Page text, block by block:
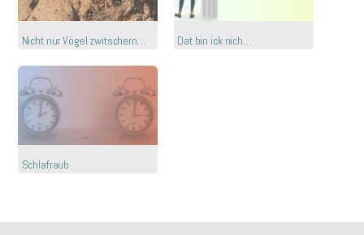
Nicht nur Vögel zwitschern… Dat bin ick nich…
Schlafraub